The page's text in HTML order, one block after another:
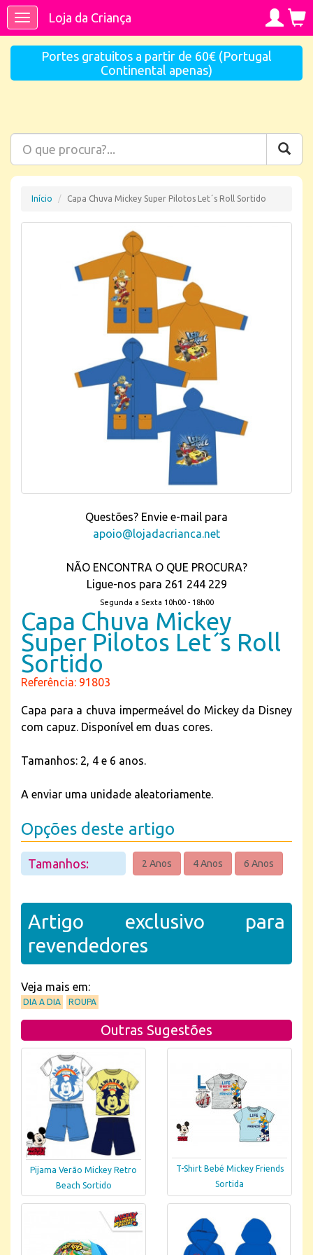
ToggleLoja da Criança
Portes gratuitos a partir de 60€ (Portugal
Continental apenas)
Início Capa Chuva Mickey Super Pilotos Let´s Roll Sortido
Questões? Envie e-mail para
apoio@lojadacrianca.net
NÃO ENCONTRA O QUE PROCURA?
Ligue-nos para 261 244 229
Segunda a Sexta 10h00 - 18h00
Capa Chuva Mickey
Super Pilotos Let´s Roll
Sortido
Referência: 91803
Capa para a chuva impermeável do Mickey da Disney
com capuz. Disponível em duas cores.
Tamanhos: 2, 4 e 6 anos.
A enviar uma unidade aleatoriamente.
Opções deste artigo
Tamanhos: 2 Anos 4 Anos 6 Anos
Artigo exclusivo para
revendedores
Veja mais em:
DIA A DIA ROUPA
Outras Sugestões
Pijama Verão Mickey Retro
Beach Sortido
T-Shirt Bebé Mickey Friends
Sortida